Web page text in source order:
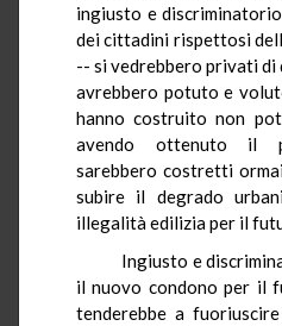
ingiusto e
dei cittadini rispettosi
-- si vedrebbero privati di
avrebbero potuto e
hanno costruito non
avendo ottenuto il
sarebbero costretti
subire il degrado
illegalità edilizia per il
Ingiusto e
il nuovo condono per il
tenderebbe a